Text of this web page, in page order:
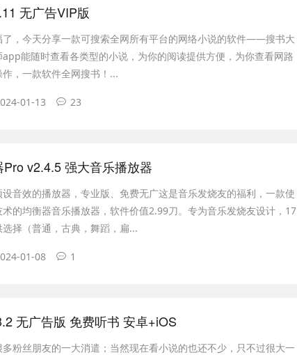
无广告VIP版
了，今天分享一款可搜索全网所有平台的网络小说的软件——搜书大
能随时查看各类型的小说，为你的阅读提供方便，为你查看网路
，一款软件全网搜书！...
01-13 23
v2.4.5 强大音乐播放器
音效的播放器，专业版、免费无广这是音乐发烧友的福利，一款使
的均衡器音乐播放器，软件价值2.99刀。专为音乐发烧友设计，17
择（普通，古典，舞蹈，扁...
01-08 1
无广告版 免费听书 安卓+iOS
粉丝朋友的一大消遣；当然现在看小说的也还不少，只不过很大一